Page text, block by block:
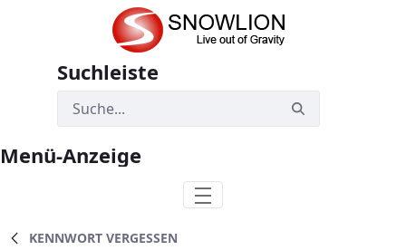
Zum Hauptinhalt springen
Suchleiste
Menü-Anzeige
KENNWORT VERGESSEN